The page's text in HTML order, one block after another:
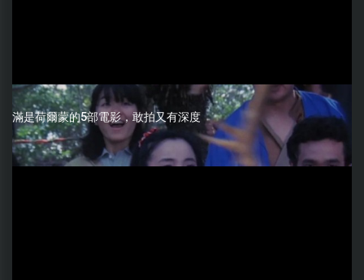
滿是荷爾蒙的5部電影，敢拍又有深度